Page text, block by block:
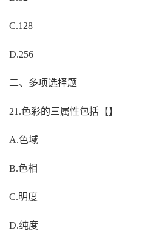
C.128
D.256
二、多项选择题
21.色彩的三属性包括【】
A.色域
B.色相
C.明度
D.纯度